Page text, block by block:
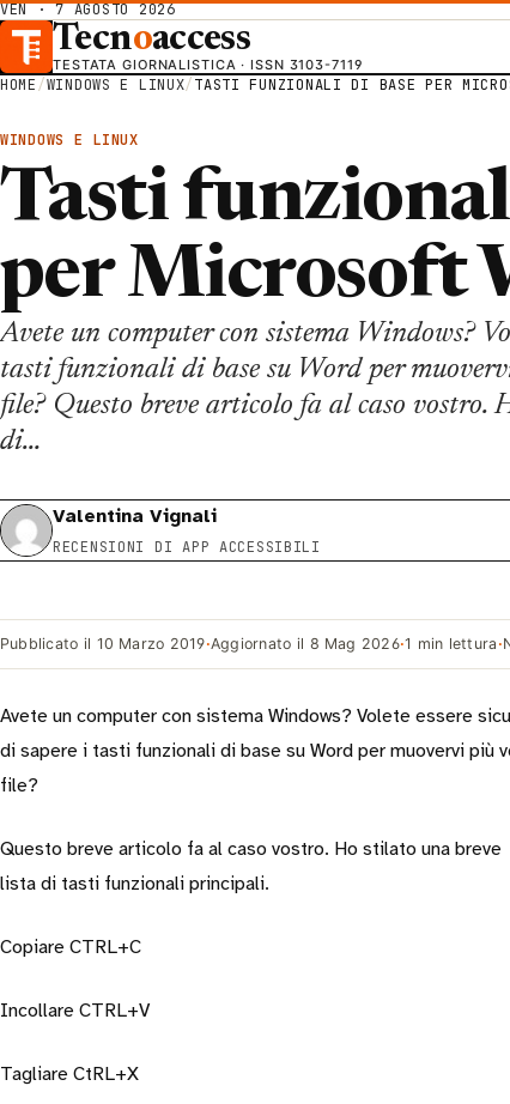
VEN · 7 AGOSTO 2026
Tecnoaccess
TESTATA GIORNALISTICA · ISSN 3103-7119
HOME/WINDOWS E LINUX/TASTI FUNZIONALI DI BASE PER
WINDOWS E LINUX
Tasti
per Microsoft
Avete un computer con sistema Windows?
tasti funzionali di base su Word per
file? Questo breve articolo fa al caso vostro.
di…
Valentina Vignali
RECENSIONI DI APP ACCESSIBILI
Pubblicato il 10 Marzo 2019·Aggiornato il 8 Mag 2026·1 min lettura ·
Avete un computer con sistema Windows? Volete essere
di sapere i tasti funzionali di base su Word per muovervi più
file?
Questo breve articolo fa al caso vostro. Ho stilato una breve
lista di tasti funzionali principali.
Copiare CTRL+C
Incollare CTRL+V
Tagliare CtRL+X